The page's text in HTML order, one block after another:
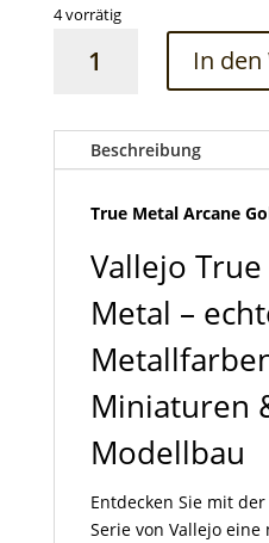
4 vorrätig
Metal
Airbrush
18ml
Menge
In
Beschreibung
True Metal Arcane
Vallejo
Metal –
Miniaturen
Modellbau
Entdecken Sie mit der
Serie von Vallejo